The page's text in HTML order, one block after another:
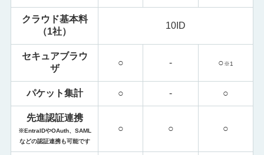
クラウド基本料
（1社）
10ID
セキュアブラウ
ザ
○ - ○※1
パケット集計 ○ - ○
先進認証連携
※EntraIDやOAuth、SAML
などの認証連携も可能です
○ ○ ○